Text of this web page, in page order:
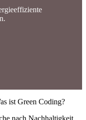
ist Green Coding?